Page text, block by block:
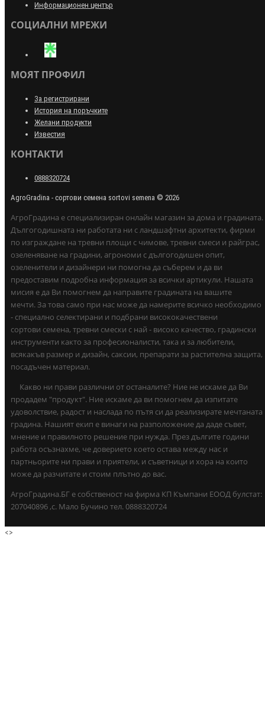
Информационен център
СОЦИАЛНИ МРЕЖИ
МОЯТ ПРОФИЛ
За регистрирани
История на поръчките
Желани продукти
Известия
КОНТАКТИ
0888320724
AgroGradina - сортови семена sortovi semena © 2026
АгроГрадина е специализиран онлайн магазин за дома и градината.
Дългогодишната ни работата ни с ландшафтни архитекти, фирми
по изграждане на тревни площи с чимове, тревни смеси и райграс,
озеленяване на градини, агрономи с дългогодишен опит,
озеленители и дизайнери ни помогна да съберем и да ви
предоставим подробна информация за всички артикули. Нашата
мисия е да Ви помогнем да направите градината на вашите
мечти. За това само при нас може да намерите всичко необходимо
- специално селектирани и подбрани висококачествени
сортови семена, тревни смески с най - високо качество, градински
инструменти както за професионалисти, така и за любители,
всякакъв размер и дизайн, саксии, препарати за растителна защита,
посадъчен материал.
Какво ни прави различни от останалите? Ние не искаме да Ви
продадем "продукт". Ние искаме да ви помогнем да изпитате
удоволствие, радост и наслада по пътя си да реализирате мечтаната
градина. Нашият екип е винаги на разположение да даде съвет,
мнение и правилното решение при нужда. През дългите години
работа осъзнахме, че доверието което остава между нас и
партньорите ни прави и приятели, и съветници и хора на които
може да разчитате и стоим плътно до вас.
АгроГрадина.БГ е собственост на фирма КП Къмпани ЕООД булстат:
207040896 ,с. Мало Бучино тел. 0888320724
<>